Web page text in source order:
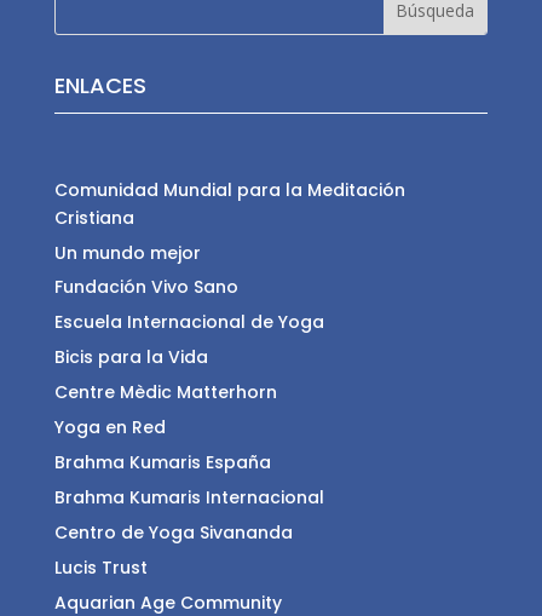
ENLACES
Comunidad Mundial para la Meditación
Cristiana
Un mundo mejor
Fundación Vivo Sano
Escuela Internacional de Yoga
Bicis para la Vida
Centre Mèdic Matterhorn
Yoga en Red
Brahma Kumaris España
Brahma Kumaris Internacional
Centro de Yoga Sivananda
Lucis Trust
Aquarian Age Community